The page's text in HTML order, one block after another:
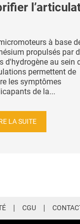
à base
propulsés par
d'hydrogène au sein
permettent de
les symptômes
de la...
LA SUITE
CGU